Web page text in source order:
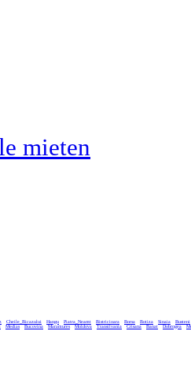
mieten
Cheile_Bicazului Hangu Piatra_Neamt Bistricioara Borsa Botiza Sinaia
Busteni
Medias Bucovina Maramures Moldova Transilvania Crisana Banat Dobrogea